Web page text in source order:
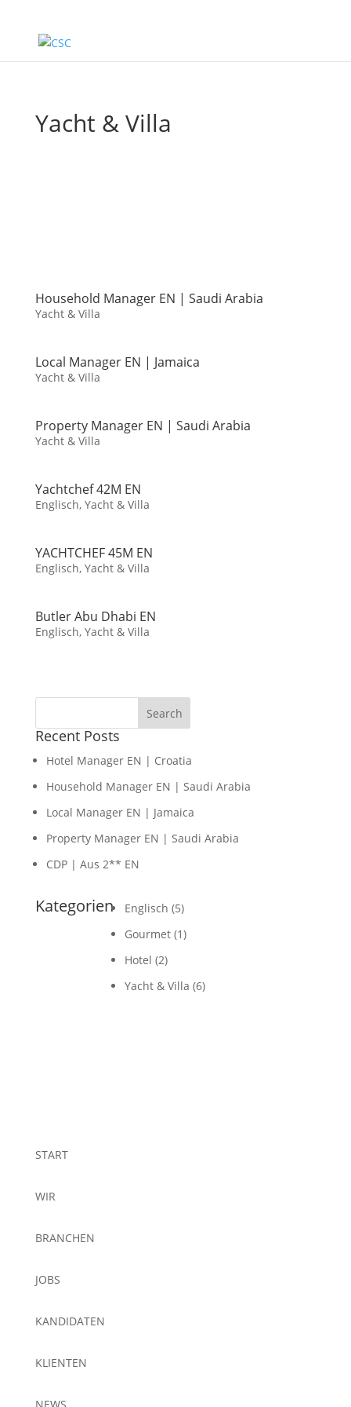
Yacht & Villa
Household Manager EN | Saudi Arabia
Yacht & Villa
Local Manager EN | Jamaica
Yacht & Villa
Property Manager EN | Saudi Arabia
Yacht & Villa
Yachtchef 42M EN
Englisch, Yacht & Villa
YACHTCHEF 45M EN
Englisch, Yacht & Villa
Butler Abu Dhabi EN
Englisch, Yacht & Villa
Recent Posts
Hotel Manager EN | Croatia
Household Manager EN | Saudi Arabia
Local Manager EN | Jamaica
Property Manager EN | Saudi Arabia
CDP | Aus 2** EN
Kategorien Englisch (5)
Gourmet(1)
Hotel (2)
Yacht & Villa (6)
START
WIR
BRANCHEN
JOBS
KANDIDATEN
KLIENTEN